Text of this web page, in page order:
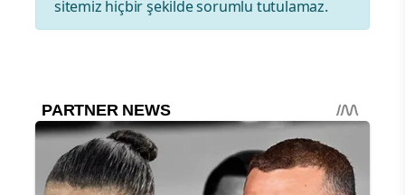
sitemiz hiçbir şekilde sorumlu tutulamaz.